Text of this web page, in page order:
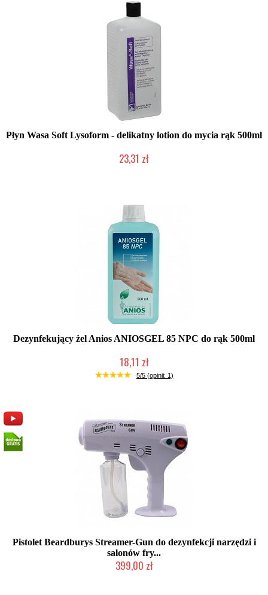
Płyn Wasa Soft Lysoform - delikatny lotion do mycia rąk 500ml
23,31 zł
Dezynfekujący żel Anios ANIOSGEL 85 NPC do rąk 500ml
18,11 zł
Produkt wycofany
5/5 (opinii: 1)
Pistolet Beardburys Streamer-Gun do dezynfekcji narzędzi i
salonów fry...
399,00 zł